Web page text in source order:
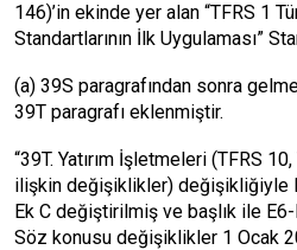
146)’in ekinde yer alan “TFRS 1
Standartlarının İlk Uygulaması”
(a) 39S paragrafından sonra
39T paragrafı eklenmiştir.
“39T. Yatırım İşletmeleri (TFRS
ilişkin değişiklikler) değişikliğiyle
Ek C değiştirilmiş ve başlık ile
Söz konusu değişiklikler 1 Ocak